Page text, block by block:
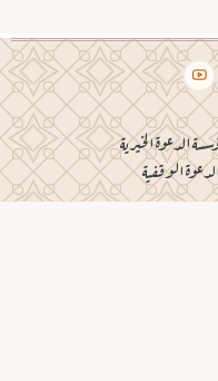
الوقفية